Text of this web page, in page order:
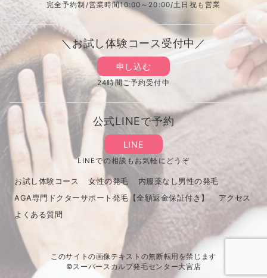
完全予約制/営業時間10:00～20:00/土日祝も営業
＼お試し体験コース受付中／
申し込む
24時間ご予約受付中
公式LINEで予約
LINE
LINEでの相談もお気軽にどうぞ
お試し体験コース 女性の発毛
内服薬なし男性の発毛
AGA専門ドクターサポート発毛【全額返金保証付き】
アクセス
よくある質問
このサイトの画像テキストの無断転用を禁じます
©スーパースカルプ発毛センター大宮店